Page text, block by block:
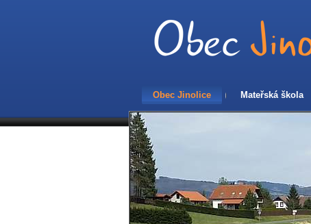
Obec Jinolice Mateřská škola